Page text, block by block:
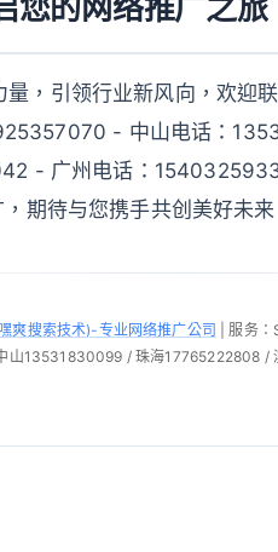
您的网络推广之旅
，引领行业新风向，欢迎
- 中山电话：
- 广州电话：
期待与您携手共创美好未来
爽搜索技术)-专业网络推广公司
| 服务
山13531830099 / 珠海17765222808